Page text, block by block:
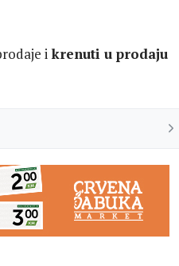
i krenuti u prodaju